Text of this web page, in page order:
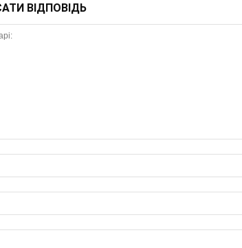
ВІДПОВІДЬ